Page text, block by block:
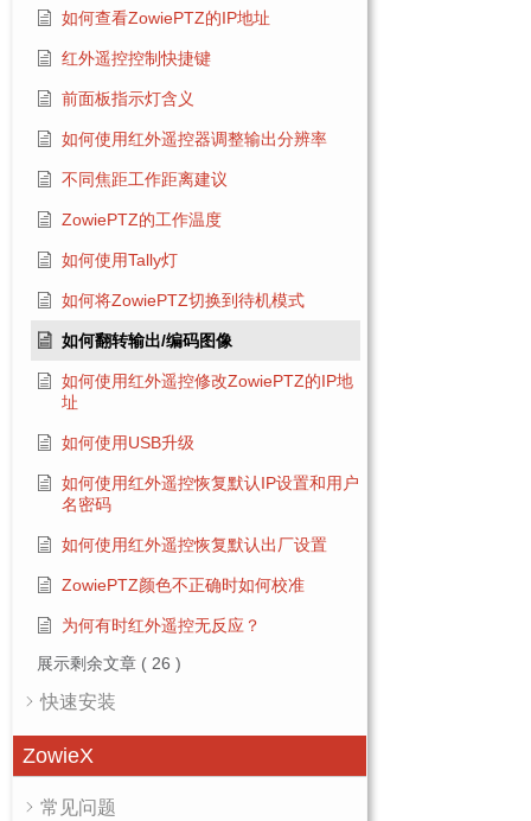
如何查看ZowiePTZ的IP地址
红外遥控控制快捷键
前面板指示灯含义
如何使用红外遥控器调整输出分辨率
不同焦距工作距离建议
ZowiePTZ的工作温度
如何使用Tally灯
如何将ZowiePTZ切换到待机模式
如何翻转输出/编码图像
如何使用红外遥控修改ZowiePTZ的IP地
址
如何使用USB升级
如何使用红外遥控恢复默认IP设置和用户
名密码
如何使用红外遥控恢复默认出厂设置
ZowiePTZ颜色不正确时如何校准
为何有时红外遥控无反应？
展示剩余文章 ( 26 )
快速安装
ZowieX
常见问题